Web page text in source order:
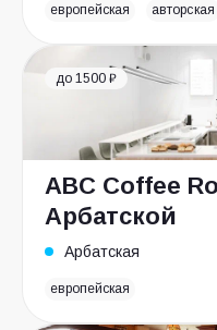
европейская авторская
до 1500 ₽
ABC Coffee
Арбатской
Арбатская
европейская